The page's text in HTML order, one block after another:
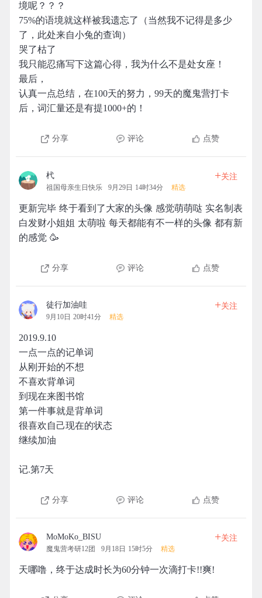
境呢？？？
75%的语境就这样被我遗忘了（当然我不记得是多少
了，此处来自小兔的查询）
哭了枯了
我只能忍痛写下这篇心得，我为什么不是处女座！
最后，
认真一点总结，在100天的努力，99天的魔鬼营打卡
后，词汇量还是有提1000+的！
分享 评论 点赞
杙
祖国母亲生日快乐 9月29日 14时34分 精选
+关注
更新完毕 终于看到了大家的头像 感觉萌萌哒 实名制表
白发财小姐姐 太萌啦 每天都能有不一样的头像 都有新
的感觉 🥳
分享 评论 点赞
徒行加油哇
9月10日 20时41分 精选
+关注
2019.9.10
一点一点的记单词
从刚开始的不想
不喜欢背单词
到现在来图书馆
第一件事就是背单词
很喜欢自己现在的状态
继续加油
记.第7天
分享 评论 点赞
MoMoKo_BISU
魔鬼营考研12团 9月18日 15时5分 精选
+关注
天哪噜，终于达成时长为60分钟一次滴打卡!!爽!